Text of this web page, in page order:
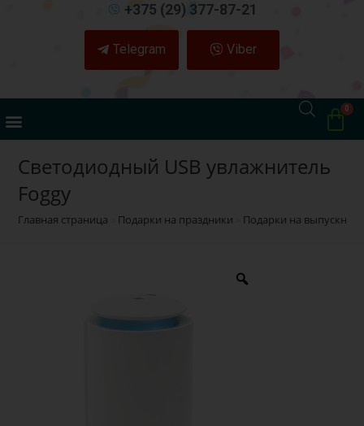
+375 (29) 377-87-21
Telegram Viber
Светодиодный USB увлажнитель
Foggy
Главная страница Подарки на праздники Подарки на выпускной